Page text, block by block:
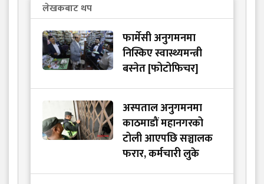
लेखकबाट थप
फार्मेसी अनुगमनमा
निस्किए स्वास्थ्यमन्त्री
बस्नेत [फोटोफिचर]
अस्पताल अनुगमनमा
काठमाडौं महानगरको
टोली आएपछि सञ्चालक
फरार, कर्मचारी लुके